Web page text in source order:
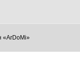
«ArDoMi»